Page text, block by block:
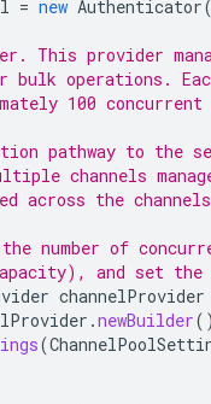
= new Authenticator
This provider
bulk operations.
100 concurrent
pathway to the
channels
across the
the number of
and set the
channelProvider
.newBuilder
(